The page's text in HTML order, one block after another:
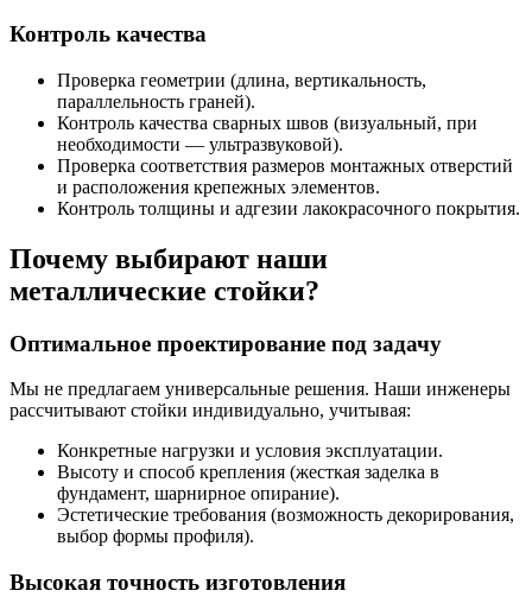
Контроль качества
Проверка геометрии (длина, вертикальность,
параллельность граней).
Контроль качества сварных швов (визуальный, при
необходимости — ультразвуковой).
Проверка соответствия размеров монтажных отверстий
и расположения крепежных элементов.
Контроль толщины и адгезии лакокрасочного покрытия.
Почему выбирают наши
металлические стойки?
Оптимальное проектирование под задачу
Мы не предлагаем универсальные решения. Наши инженеры
рассчитывают стойки индивидуально, учитывая:
Конкретные нагрузки и условия эксплуатации.
Высоту и способ крепления (жесткая заделка в
фундамент, шарнирное опирание).
Эстетические требования (возможность декорирования,
выбор формы профиля).
Высокая точность изготовления